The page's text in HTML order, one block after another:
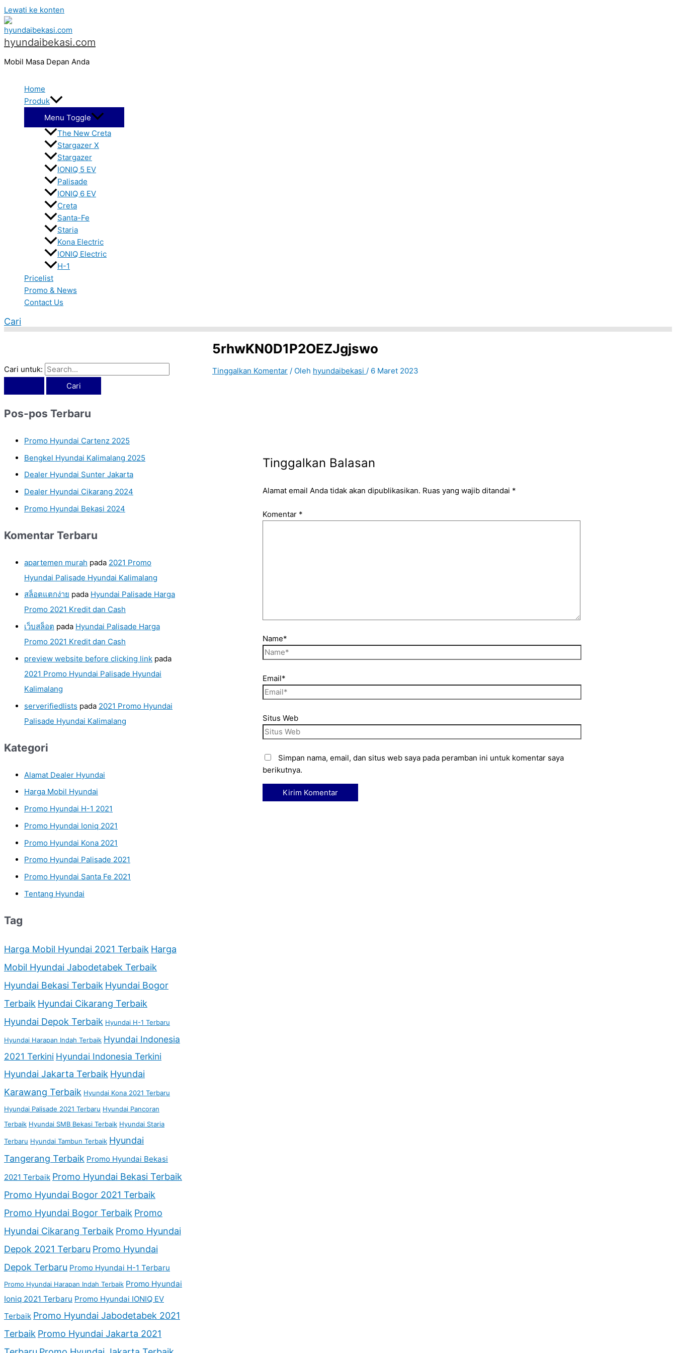
Lewati ke konten
hyundaibekasi.com
Mobil Masa Depan Anda
Home
Produk
Menu Toggle
The New Creta
Stargazer X
Stargazer
IONIQ 5 EV
Palisade
IONIQ 6 EV
Creta
Santa-Fe
Staria
Kona Electric
IONIQ Electric
H-1
Pricelist
Promo & News
Contact Us
Cari
Cari untuk:
Pos-pos Terbaru
Promo Hyundai Cartenz 2025
Bengkel Hyundai Kalimalang 2025
Dealer Hyundai Sunter Jakarta
Dealer Hyundai Cikarang 2024
Promo Hyundai Bekasi 2024
Komentar Terbaru
apartemen murah pada 2021 Promo
Hyundai Palisade Hyundai Kalimalang
สล็อตแตกง่าย pada Hyundai Palisade Harga
Promo 2021 Kredit dan Cash
เว็บสล็อต pada Hyundai Palisade Harga
Promo 2021 Kredit dan Cash
preview website before clicking link pada
2021 Promo Hyundai Palisade Hyundai
Kalimalang
serverifiedlists pada 2021 Promo Hyundai
Palisade Hyundai Kalimalang
Kategori
Alamat Dealer Hyundai
Harga Mobil Hyundai
Promo Hyundai H-1 2021
Promo Hyundai Ioniq 2021
Promo Hyundai Kona 2021
Promo Hyundai Palisade 2021
Promo Hyundai Santa Fe 2021
Tentang Hyundai
Tag
Harga Mobil Hyundai 2021 Terbaik Harga
Mobil Hyundai Jabodetabek Terbaik
Hyundai Bekasi Terbaik Hyundai Bogor
Terbaik Hyundai Cikarang Terbaik
Hyundai Depok Terbaik Hyundai H-1 Terbaru
Hyundai Harapan Indah Terbaik Hyundai Indonesia
2021 Terkini Hyundai Indonesia Terkini
Hyundai Jakarta Terbaik Hyundai
Karawang Terbaik Hyundai Kona 2021 Terbaru
Hyundai Palisade 2021 Terbaru Hyundai Pancoran
Terbaik Hyundai SMB Bekasi Terbaik Hyundai Staria
Terbaru Hyundai Tambun Terbaik Hyundai
Tangerang Terbaik Promo Hyundai Bekasi
2021 Terbaik Promo Hyundai Bekasi Terbaik
Promo Hyundai Bogor 2021 Terbaik
Promo Hyundai Bogor Terbaik Promo
Hyundai Cikarang Terbaik Promo Hyundai
Depok 2021 Terbaru Promo Hyundai
Depok Terbaru Promo Hyundai H-1 Terbaru
Promo Hyundai Harapan Indah Terbaik Promo Hyundai
Ioniq 2021 Terbaru Promo Hyundai IONIQ EV
Terbaik Promo Hyundai Jabodetabek 2021
Terbaik Promo Hyundai Jakarta 2021
5rhwKN0D1P2OEZJgjswo
Tinggalkan Komentar / Oleh hyundaibekasi / 6 Maret 2023
Tinggalkan Balasan
Alamat email Anda tidak akan dipublikasikan. Ruas yang wajib ditandai *
Komentar *
Name*
Email*
Situs Web
Simpan nama, email, dan situs web saya pada peramban ini untuk komentar saya
berikutnya.